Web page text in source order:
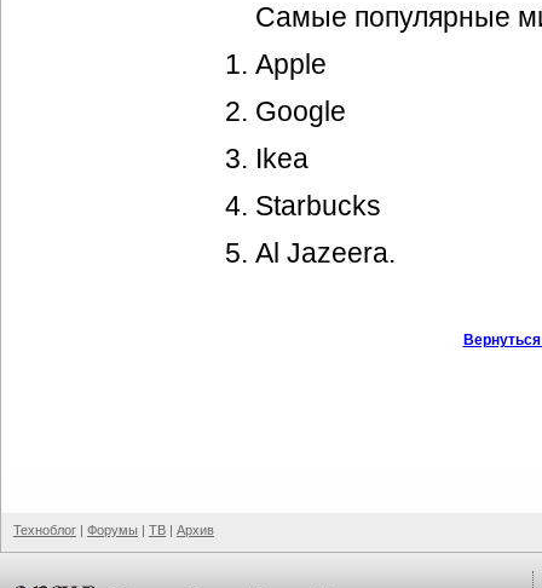
Самые популярные
Apple
Google
Ikea
Starbucks
Al Jazeera.
Техноблог | Форумы | ТВ | Архив